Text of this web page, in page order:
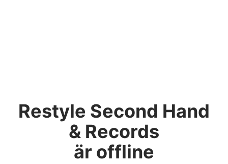
Restyle Second Hand
& Records
är offline